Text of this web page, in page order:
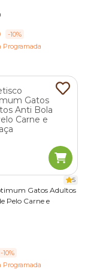
e gato
de interação
e gato
positiva.
a saúde dos
com
para a
do
ou controle de
-10%
Programada
5
Gatos Adultos
Pelo Carne e
-10%
Programada